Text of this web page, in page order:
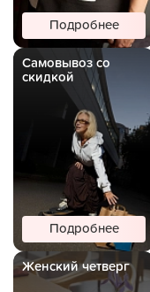
Подробнее
Самовывоз со
скидкой
Подробнее
Женский четверг